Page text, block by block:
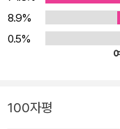
공부할 수 있도록 단계를
가에도 완벽 대비하여 과
8.9%
0.5%
100자평